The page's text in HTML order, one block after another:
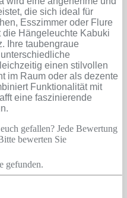
die sich ideal für
Esszimmer oder Flure
die Hängeleuchte Kabuki
Ihre taubengraue
einen stilvollen
im Raum oder als dezente
Funktionalität mit
eine faszinierende
gefallen? Jede Bewertung
bewerten Sie
gefunden.